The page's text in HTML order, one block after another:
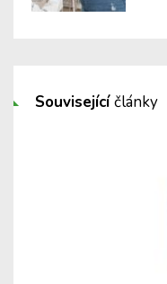
Souvisejícíčlánky